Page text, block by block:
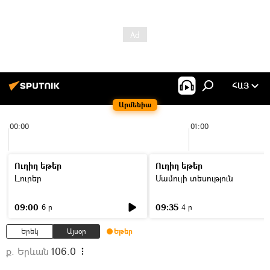
Արմենիա
ՀԱՅ
00:00 01:00
Ուղիղ եթեր
Լուրեր
09:00 6 ր
Ուղիղ եթեր
Մամուլի տեսություն
09:35 4 ր
Երեկ Այսօր Եթեր
ք. Երևան 106.0